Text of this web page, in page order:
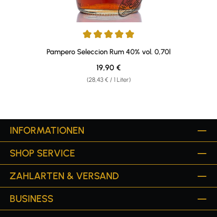
Durchschnittliche Bewertung von 5 von 5 Sternen
Pampero Seleccion Rum 40% vol. 0,70l
(28,43 € / 1 Liter)
Regulärer Preis:
19,90 €
INFORMATIONEN
SHOP SERVICE
ZAHLARTEN & VERSAND
BUSINESS